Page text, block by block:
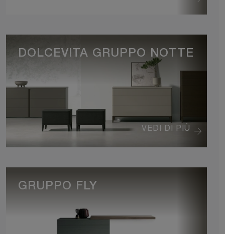
VEDI DI PIÙ
DOLCEVITA GRUPPO NOTTE
GRUPPO FLY